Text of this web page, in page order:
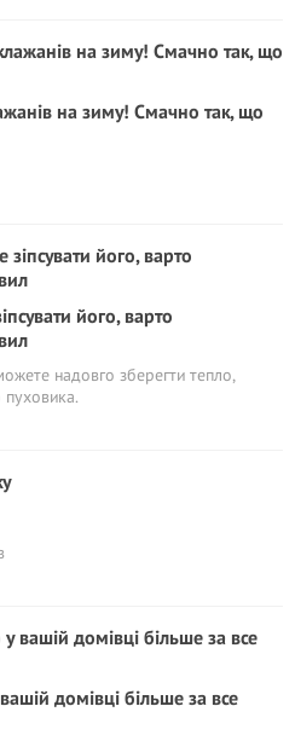
на зиму! Смачно так, що
його, варто
надовго зберегти тепло,
домівці більше за все